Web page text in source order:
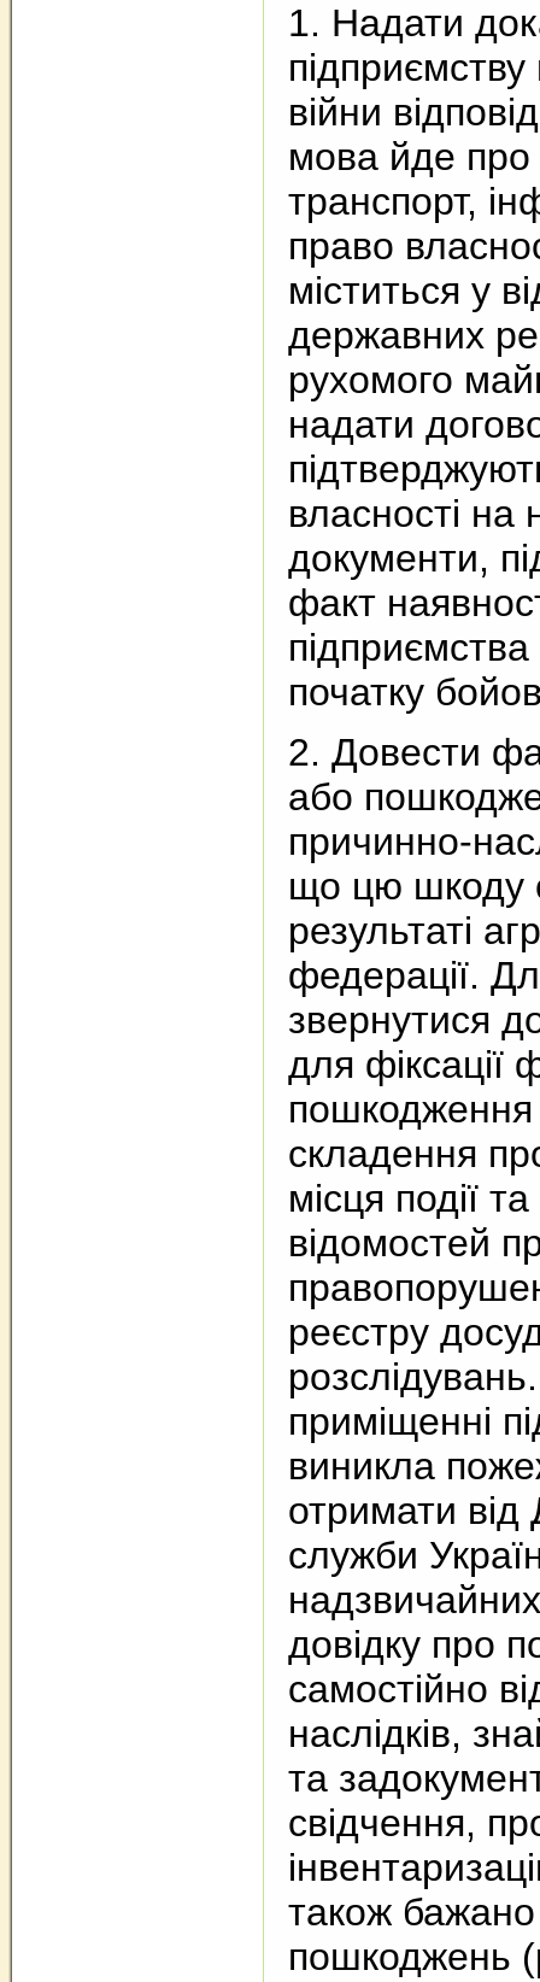
1. Надати
війни
мова йде про
транспорт,
право
міститься у
державних
рухомого
надати
власності на
документи,
факт
початку
2. Довести
або
причинно-
що цю шкоду
результаті
федерації.
звернутися
для фіксації
складення
місця події
відомостей
реєстру
приміщенні
виникла
отримати від
служби
довідку про
самостійно
наслідків,
та
свідчення,
також бажано
пошкоджень